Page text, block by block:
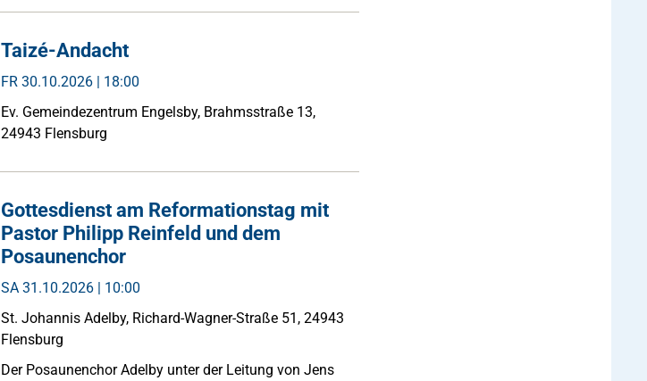
Taizé-Andacht
FR 30.10.2026 | 18:00
Ev. Gemeindezentrum Engelsby, Brahmsstraße 13,
24943 Flensburg
Gottesdienst am Reformationstag mit
Pastor Philipp Reinfeld und dem
Posaunenchor
SA 31.10.2026 | 10:00
St. Johannis Adelby, Richard-Wagner-Straße 51, 24943
Flensburg
Der Posaunenchor Adelby unter der Leitung von Jens